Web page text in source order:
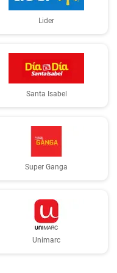
Lider
Santa Isabel
Super Ganga
Unimarc